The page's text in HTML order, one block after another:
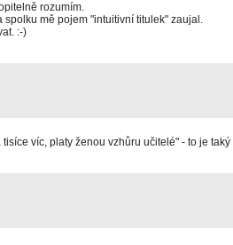
rozumím.
mě pojem "intuitivní titulek" zaujal.
:-)
víc, platy ženou vzhůru učitelé" - to je taký